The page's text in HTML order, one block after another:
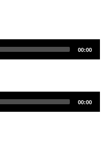
Total
00:00
Total
00:00